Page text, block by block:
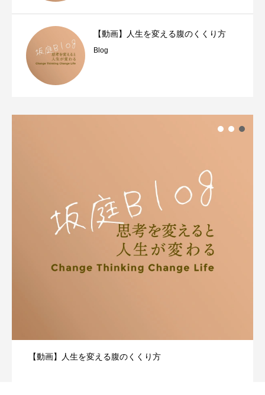
【動画】人生を変える腹のくくり方
Blog
【動画】人生を変える腹のくくり方